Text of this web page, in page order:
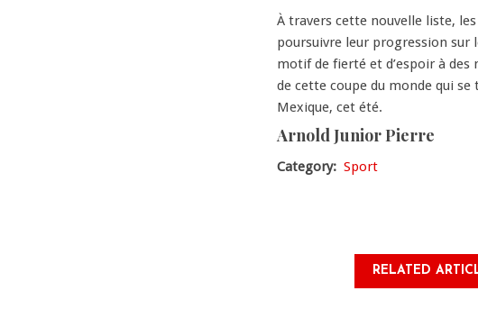
À travers cette nouvelle liste,
poursuivre leur progression sur
motif de fierté et d’espoir à
de cette coupe du monde qui se
Mexique, cet été.
Arnold Junior Pierre
Category
Sport
RELATED